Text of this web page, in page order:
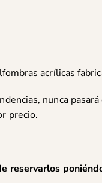
acrílicas
nunca
precio.
reservarlos